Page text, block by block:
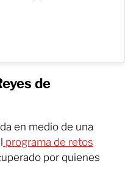
de
en medio de una
programa de retos
por quienes